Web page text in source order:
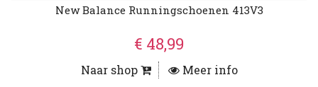
New Balance Runningschoenen 413V3
€ 48,99
Naar shop Meer info